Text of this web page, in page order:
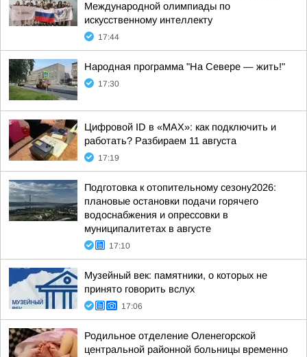
Международной олимпиады по
искусственному интеллекту
17:44
Народная программа "На Севере — жить!"
17:30
Цифровой ID в «MAX»: как подключить и
работать? Разбираем 11 августа
17:19
Подготовка к отопительному сезону2026:
плановые остановки подачи горячего
водоснабжения и опрессовки в
муниципалитетах в августе
17:10
Музейный век: памятники, о которых не
принято говорить вслух
17:06
Родильное отделение Оленегорской
центральной районной больницы временно